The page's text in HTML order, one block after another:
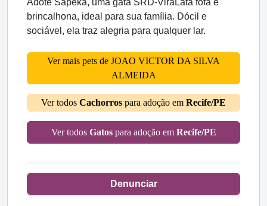
Adote Sapeka, uma gata SRD-ViraLata fofa e
brincalhona, ideal para sua família. Dócil e
sociável, ela traz alegria para qualquer lar.
Ver mais pets de JOAO VICTOR DA SILVA
ALMEIDA
Ver todos Cachorros para adoção em Recife/PE
Ver todos Gatospara adoção em Recife/PE
Denunciar